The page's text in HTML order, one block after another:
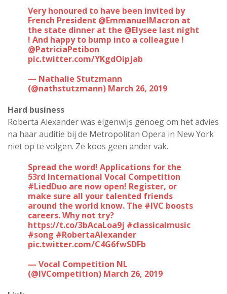
Very honoured to have been invited by
French President @EmmanuelMacron at
the state dinner at the @Elysee last night
! And happy to bump into a colleague !
@PatriciaPetibon
pic.twitter.com/YKgdOipjab
— Nathalie Stutzmann
(@nathstutzmann) March 26, 2019
Hard business
Roberta Alexander was eigenwijs genoeg om het advies
na haar auditie bij de Metropolitan Opera in New York
niet op te volgen. Ze koos geen ander vak.
Spread the word! Applications for the
53rd International Vocal Competition
#LiedDuo are now open! Register, or
make sure all your talented friends
around the world know. The #IVC boosts
careers. Why not try?
https://t.co/3bAcaLoa9j #classicalmusic
#song #RobertaAlexander
pic.twitter.com/C4G6fwSDFb
— Vocal Competition NL
(@IVCompetition) March 26, 2019